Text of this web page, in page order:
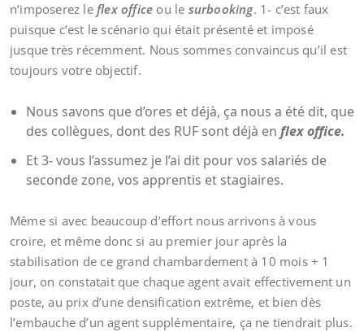
n’imposerez le flex office ou le surbooking. 1- c’est faux
puisque c’est le scénario qui était présenté et imposé
jusque très récemment. Nous sommes convaincus qu’il est
toujours votre objectif.
Nous savons que d’ores et déjà, ça nous a été dit, que
des collègues, dont des RUF sont déjà en flex office.
Et 3- vous l’assumez je l’ai dit pour vos salariés de
seconde zone, vos apprentis et stagiaires.
Même si avec beaucoup d’effort nous arrivons à vous
croire, et même donc si au premier jour après la
stabilisation de ce grand chambardement à 10 mois + 1
jour, on constatait que chaque agent avait effectivement un
poste, au prix d’une densification extrême, et bien dès
l’embauche d’un agent supplémentaire, ça ne tiendrait plus.